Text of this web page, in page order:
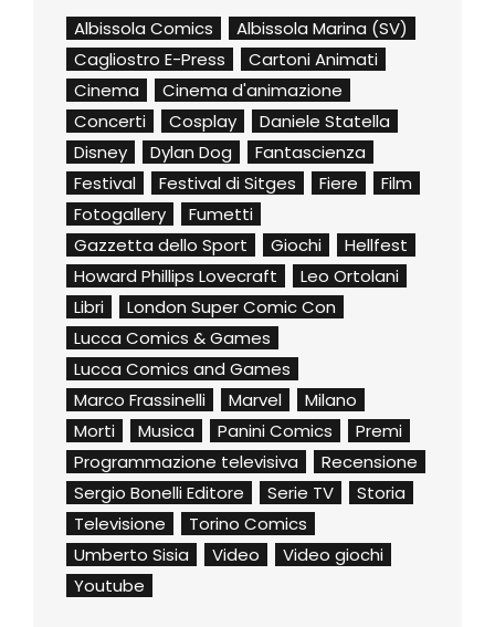
Albissola Comics
Albissola Marina (SV)
Cagliostro E-Press
Cartoni Animati
Cinema
Cinema d'animazione
Concerti
Cosplay
Daniele Statella
Disney
Dylan Dog
Fantascienza
Festival
Festival di Sitges Fiere
Film
Fotogallery
Fumetti
Gazzetta dello Sport
Giochi
Hellfest
Howard Phillips Lovecraft
Leo Ortolani
Libri
London Super Comic Con
Lucca Comics & Games
Lucca Comics and Games
Marco Frassinelli
Marvel
Milano
Morti
Musica Panini Comics
Premi
Programmazione televisiva
Recensione
Sergio Bonelli Editore
Serie TV
Storia
Televisione
Torino Comics
Umberto Sisia
Video
Video giochi
Youtube